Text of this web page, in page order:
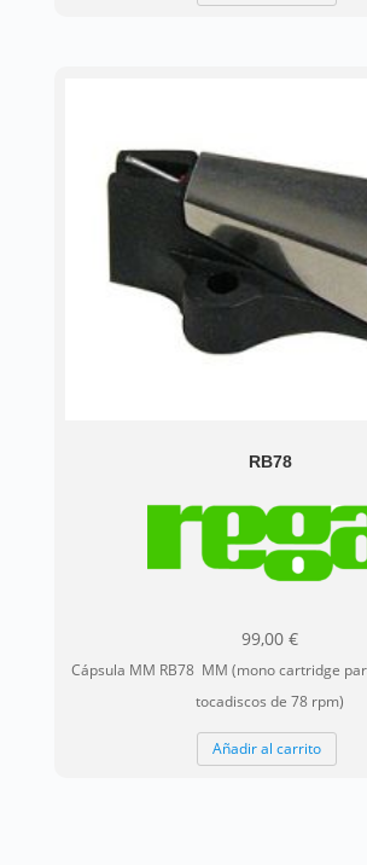
RB78
99,00€
Cápsula MM RB78 MM (mono cartridge
tocadiscos de 78 rpm)
Añadir al carrito